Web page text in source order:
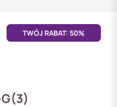
TWÓJ RABAT: 50%